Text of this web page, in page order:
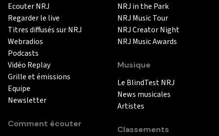
Ecouter NRJ
Regarder le live
Titres diffusés sur NRJ
Webradios
Podcasts
Vidéo Replay
Grille et émissions
Equipe
Newsletter
Comment écouter
NRJ in the Park
NRJ Music Tour
NRJ Creator Night
NRJ Music Awards
Musique
Le BlindTest NRJ
News musicales
Artistes
Classements